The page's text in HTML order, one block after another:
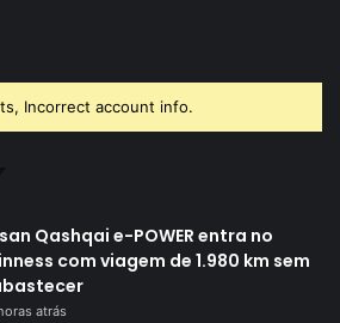
Incorrect account info.
Qashqai e-POWER entra no
com viagem de 1.980 km sem
atrás